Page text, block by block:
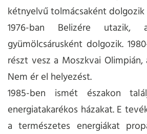
kétnyelvű tolmácsaként
1976-ban Belizére utazik,
gyümölcsárusként dolgozik.
részt vesz a Moszkvai
Nem ér el helyezést.
1985-ben ismét északon
energiatakarékos házakat. E
a természetes energiákat